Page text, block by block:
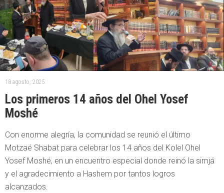
18 agosto, 2025
Los primeros 14 años del Ohel Yosef
Moshé
Con enorme alegría, la comunidad se reunió el último
Motzaé Shabat para celebrar los 14 años del Kolel Ohel
Yosef Moshé, en un encuentro especial donde reinó la simjá
y el agradecimiento a Hashem por tantos logros
alcanzados.